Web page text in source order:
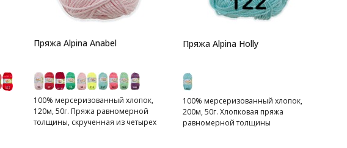
Пряжа Alpina Anabel
100% мерсеризованный хлопок,
120м, 50г. Пряжа равномерной
толщины, скрученная из четырех
Пряжа Alpina Holly
100% мерсеризованный хлопок,
200м, 50г. Хлопковая пряжа
равномерной толщины